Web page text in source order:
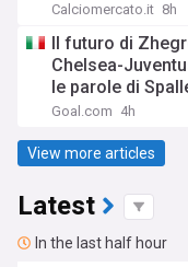
Calciomercato.it 8h
Il futuro di
Chelsea-
le parole di
Goal.com 4h
View more articles
Latest
In the last half hour